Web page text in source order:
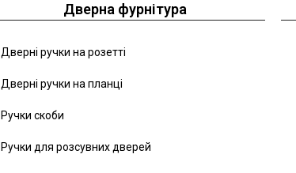
Дверна фурнітура
Дверні ручки на розетті
Дверні ручки на планці
Ручки скоби
Ручки для розсувних дверей